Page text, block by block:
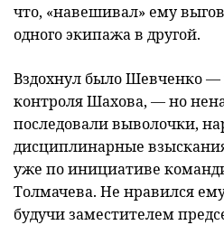
что, «навешивал» ему
одного экипажа в другой.
Вздохнул было Шевченко
контроля Шахова, — но
последовали выволочки,
дисциплинарные
уже по инициативе
Толмачева. Не нравился
будучи заместителем